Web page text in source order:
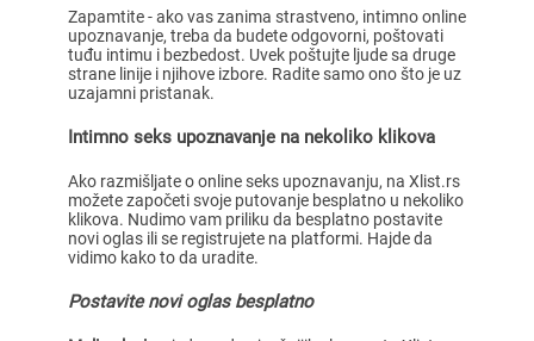
Zapamtite - ako vas zanima strastveno, intimno online
upoznavanje, treba da budete odgovorni, poštovati
tuđu intimu i bezbedost. Uvek poštujte ljude sa druge
strane linije i njihove izbore. Radite samo ono što je uz
uzajamni pristanak.
Intimno seks upoznavanje na nekoliko klikova
Ako razmišljate o online seks upoznavanju, na Xlist.rs
možete započeti svoje putovanje besplatno u nekoliko
klikova. Nudimo vam priliku da besplatno postavite
novi oglas ili se registrujete na platformi. Hajde da
vidimo kako to da uradite.
Postavite novi oglas besplatno